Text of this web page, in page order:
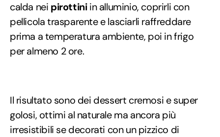
calda nei pirottiniin alluminio, coprirli con
pellicola trasparente e lasciarli raffreddare
prima a temperatura ambiente, poi in frigo
per almeno 2 ore.
Il risultato sono dei dessert cremosi e super
golosi, ottimi al naturale ma ancora più
irresistibili se decorati con un pizzico di